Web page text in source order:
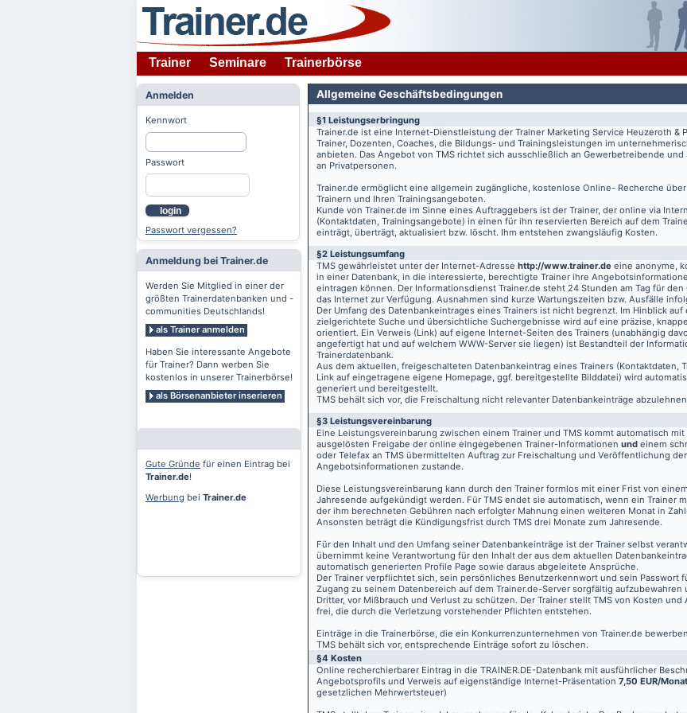
Trainer Seminare Trainerbörse
Anmelden
Kennwort
Passwort
login
Passwort vergessen?
Anmeldung bei Trainer.de
Werden Sie Mitglied in einer der
größten Trainerdatenbanken und -
communities Deutschlands!
als Trainer anmelden
Haben Sie interessante Angebote
für Trainer? Dann werben Sie
kostenlos in unserer Trainerbörse!
als Börsenanbieter inserieren
Gute Gründe für einen Eintrag bei
Trainer.de!
Werbung bei Trainer.de
Allgemeine Geschäftsbedingungen
§1 Leistungserbringung
Trainer.de ist eine Internet-Dienstleistung der Trainer Marketing Service Heuzeroth &
Trainer, Dozenten, Coaches, die Bildungs- und Trainingsleistungen im
anbieten. Das Angebot von TMS richtet sich ausschließlich an Gewerbetreibende
an Privatpersonen.
Trainer.de ermöglicht eine allgemein zugängliche, kostenlose Online- Recherche
Trainern und Ihren Trainingsangeboten.
Kunde von Trainer.de im Sinne eines Auftraggebers ist der Trainer, der online via
(Kontaktdaten, Trainingsangebote) in einen für ihn reservierten Bereich auf dem
einträgt, überträgt, aktualisiert bzw. löscht. Ihm entstehen zwangsläufig Kosten.
§2 Leistungsumfang
TMS gewährleistet unter der Internet-Adresse http://www.trainer.de eine anonyme,
in einer Datenbank, in die interessierte, berechtigte Trainer ihre
eintragen können. Der Informationsdienst Trainer.de steht 24 Stunden am Tag für
das Internet zur Verfügung. Ausnahmen sind kurze Wartungszeiten bzw. Ausfälle
Der Umfang des Datenbankeintrages eines Trainers ist nicht begrenzt. Im Hinblick auf
zielgerichtete Suche und übersichtliche Suchergebnisse wird auf eine präzise,
orientiert. Ein Verweis (Link) auf eigene Internet-Seiten des Trainers (unabhängig
angefertigt hat und auf welchem WWW-Server sie liegen) ist Bestandteil der
Trainerdatenbank.
Aus dem aktuellen, freigeschalteten Datenbankeintrag eines Trainers (Kontaktdaten,
Link auf eingetragene eigene Homepage, ggf. bereitgestellte Bilddatei) wird
generiert und bereitgestellt.
TMS behält sich vor, die Freischaltung nicht relevanter Datenbankeinträge
§3 Leistungsvereinbarung
Eine Leistungsvereinbarung zwischen einem Trainer und TMS kommt automatisch
ausgelösten Freigabe der online eingegebenen Trainer-Informationen und einem
oder Telefax an TMS übermittelten Auftrag zur Freischaltung und Veröffentlichung der
Angebotsinformationen zustande.
Diese Leistungsvereinbarung kann durch den Trainer formlos mit einer Frist von
Jahresende aufgekündigt werden. Für TMS endet sie automatisch, wenn ein Trainer
der ihm berechneten Gebühren nach erfolgter Mahnung einen weiteren Monat in
Ansonsten beträgt die Kündigungsfrist durch TMS drei Monate zum Jahresende.
Für den Inhalt und den Umfang seiner Datenbankeinträge ist der Trainer selbst
übernimmt keine Verantwortung für den Inhalt der aus dem aktuellen
automatisch generierten Profile Page sowie daraus abgeleitete Ansprüche.
Der Trainer verpflichtet sich, sein persönliches Benutzerkennwort und sein Passwort
Zugang zu seinem Datenbereich auf dem Trainer.de-Server sorgfältig aufzubewahren
Dritter, vor Mißbrauch und Verlust zu schützen. Der Trainer stellt TMS von Kosten
frei, die durch die Verletzung vorstehender Pflichten entstehen.
Einträge in die Trainerbörse, die ein Konkurrenzunternehmen von Trainer.de
TMS behält sich vor, entsprechende Einträge sofort zu löschen.
§4 Kosten
Online recherchierbarer Eintrag in die TRAINER.DE-Datenbank mit ausführlicher
Angebotsprofils und Verweis auf eigenständige Internet-Präsentation 7,50 EUR/Monat
gesetzlichen Mehrwertsteuer)